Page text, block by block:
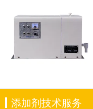
添加剂技术服务